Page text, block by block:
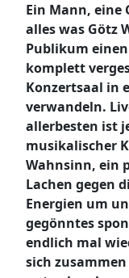
Ein Mann, eine
alles was Götz
Publikum
komplett
Konzertsaal in
verwandeln.
allerbesten ist
musikalischer
Wahnsinn, ein
Lachen gegen
Energien um
gegönntes
endlich mal
sich